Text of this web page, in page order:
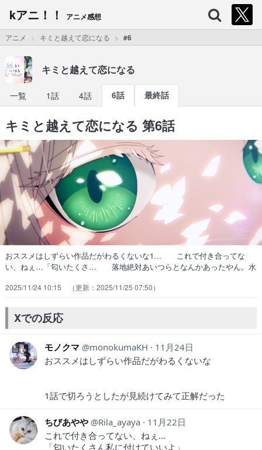
kアニ！！ アニメ感想
アニメ キミと越えて恋になる #6
キミと越えて恋になる
一覧 1話 4話 6話 最終話
キミと越えて恋になる 第6話
おススメはしずらい作品だがわるくないな1… これで付き合ってな
い、ねぇ…「匂いたくさ… 落地絶対あいつらとなんかあったやん。水
みなんだけど『癖』に毎週驚か… 繋がアンカー、獣だから運動神経が
人じゃなく外国人であっても日本人は… ゆきひろと飛高くんの絡み最
高だな。顔面に… 万理と繋くんの関係が少しずつ深まって体育…
2025/11/24 10:15 2025/11/25 07:50
Xでの反応
モノクマ monokumaKH
11月24日
おススメはしずらい作品だがわるくないな
1話で切ろうとしたが見続けてみて正解だった
ちびあやや Rila_ayaya
11月22日
これで付き合ってない、ねぇ…
「匂いたくさん私に付けていいよ」